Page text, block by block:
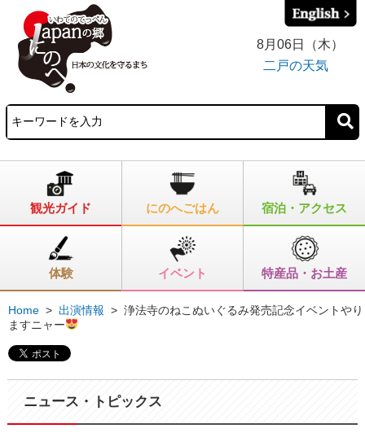
8月06日（木）
二戸の天気
観光ガイド にのへごはん 宿泊・アクセス
体験 イベント 特産品・お土産
Home > 出演情報 > 浄法寺のねこぬいぐるみ発売記念イベントやり
ますニャー
ニュース・トピックス